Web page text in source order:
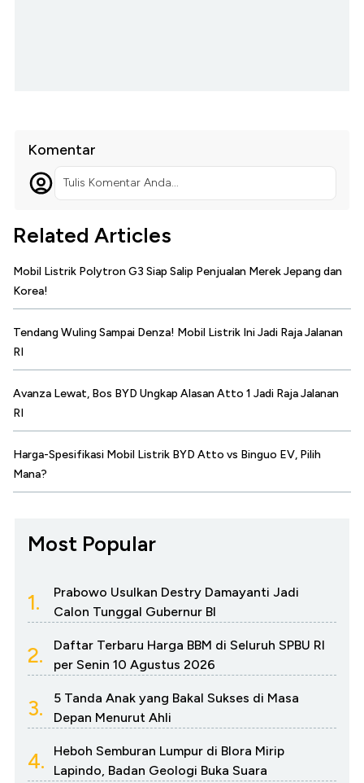
Komentar
Tulis Komentar Anda...
Related Articles
Mobil Listrik Polytron G3 Siap Salip Penjualan Merek Jepang dan
Korea!
Tendang Wuling Sampai Denza! Mobil Listrik Ini Jadi Raja Jalanan
RI
Avanza Lewat, Bos BYD Ungkap Alasan Atto 1 Jadi Raja Jalanan
RI
Harga-Spesifikasi Mobil Listrik BYD Atto vs Binguo EV, Pilih
Mana?
Most Popular
1.
Prabowo Usulkan Destry Damayanti Jadi
Calon Tunggal Gubernur BI
2.
Daftar Terbaru Harga BBM di Seluruh SPBU RI
per Senin 10 Agustus 2026
3.
5 Tanda Anak yang Bakal Sukses di Masa
Depan Menurut Ahli
4.
Heboh Semburan Lumpur di Blora Mirip
Lapindo, Badan Geologi Buka Suara